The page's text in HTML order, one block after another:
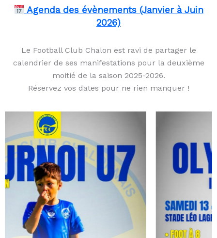
Agenda des évènements (Janvier à Juin
2026)
Le Football Club Chalon est ravi de partager le
calendrier de ses manifestations pour la deuxième
moitié de la saison 2025-2026.
Réservez vos dates pour ne rien manquer !